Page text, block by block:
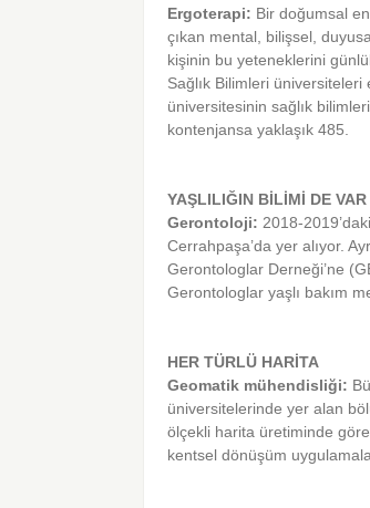
Ergoterapi: Bir doğumsal
çıkan mental, bilişsel,
kişinin bu yeteneklerini
Sağlık Bilimleri
üniversitesinin sağlık
kontenjansa yaklaşık 485.
YAŞLILIĞIN BİLİMİ DE VAR
Gerontoloji: 2018-
Cerrahpaşa’da yer alıyor.
Gerontologlar Derneği’ne
Gerontologlar yaşlı bakım
HER TÜRLÜ HARİTA
Geomatik mühendisliği:
üniversitelerinde yer alan
ölçekli harita üretiminde
kentsel dönüşüm